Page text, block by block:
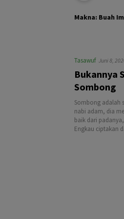
Makna: Buah
Tasawuf Juni 8,
Bukannya
Sombong
Sombong adalah
nabi adam, dia
baik dari
Engkau ciptakan